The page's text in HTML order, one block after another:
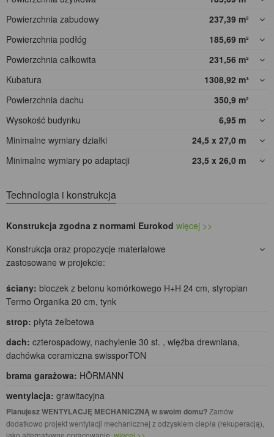
Powierzchnia zabudowy
237,39 m²
Powierzchnia podłóg
185,69 m²
Powierzchnia całkowita
231,56 m²
Kubatura
1308,92 m³
Powierzchnia dachu
350,9 m²
Wysokość budynku
6,95 m
Minimalne wymiary działki
24,5 x 27,0 m
Minimalne wymiary po adaptacji
23,5 x 26,0 m
Technologia i konstrukcja
Konstrukcja zgodna z normami Eurokod więcej >>
Konstrukcja oraz propozycje materiałowe
zastosowane w projekcie:
ściany: bloczek z betonu komórkowego H+H 24 cm, styropian
Termo Organika 20 cm, tynk
strop: płyta żelbetowa
dach: czterospadowy, nachylenie 30 st. , więźba drewniana,
dachówka ceramiczna swissporTON
brama garażowa: HÖRMANN
wentylacja: grawitacyjna
Planujesz WENTYLACJĘ MECHANICZNĄ w swoim domu?Zamów
dodatkowo projekt wentylacji mechanicznej z odzyskiem ciepła (rekuperacją),